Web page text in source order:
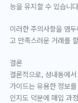
능을 유지할 수 있습니
이러한 주의사항을 염
고 만족스러운 거래를
결론
결론적으로, 성내동에
가이드는 유용한 정보
인지도 덕분에 매입 과